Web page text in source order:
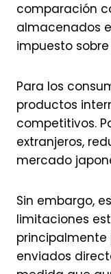
comparación
almacenados
impuesto sobre
Para los
productos
competitivos.
extranjeros,
mercado
Sin embargo,
limitaciones
enviados